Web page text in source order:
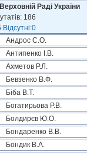
Раді України
186
Андрос С.О.
Антипенко І.В.
Ахметов Р.Л.
Бевзенко В.Ф.
Біба В.Т.
Богатирьова Р.В.
Болдирєв Ю.О.
Бондаренко В.В.
Бондик В.А.